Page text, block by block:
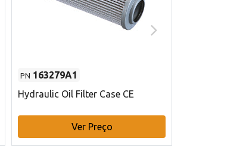
PN 163279A1
Hydraulic Oil Filter Case CE
Ver Preço